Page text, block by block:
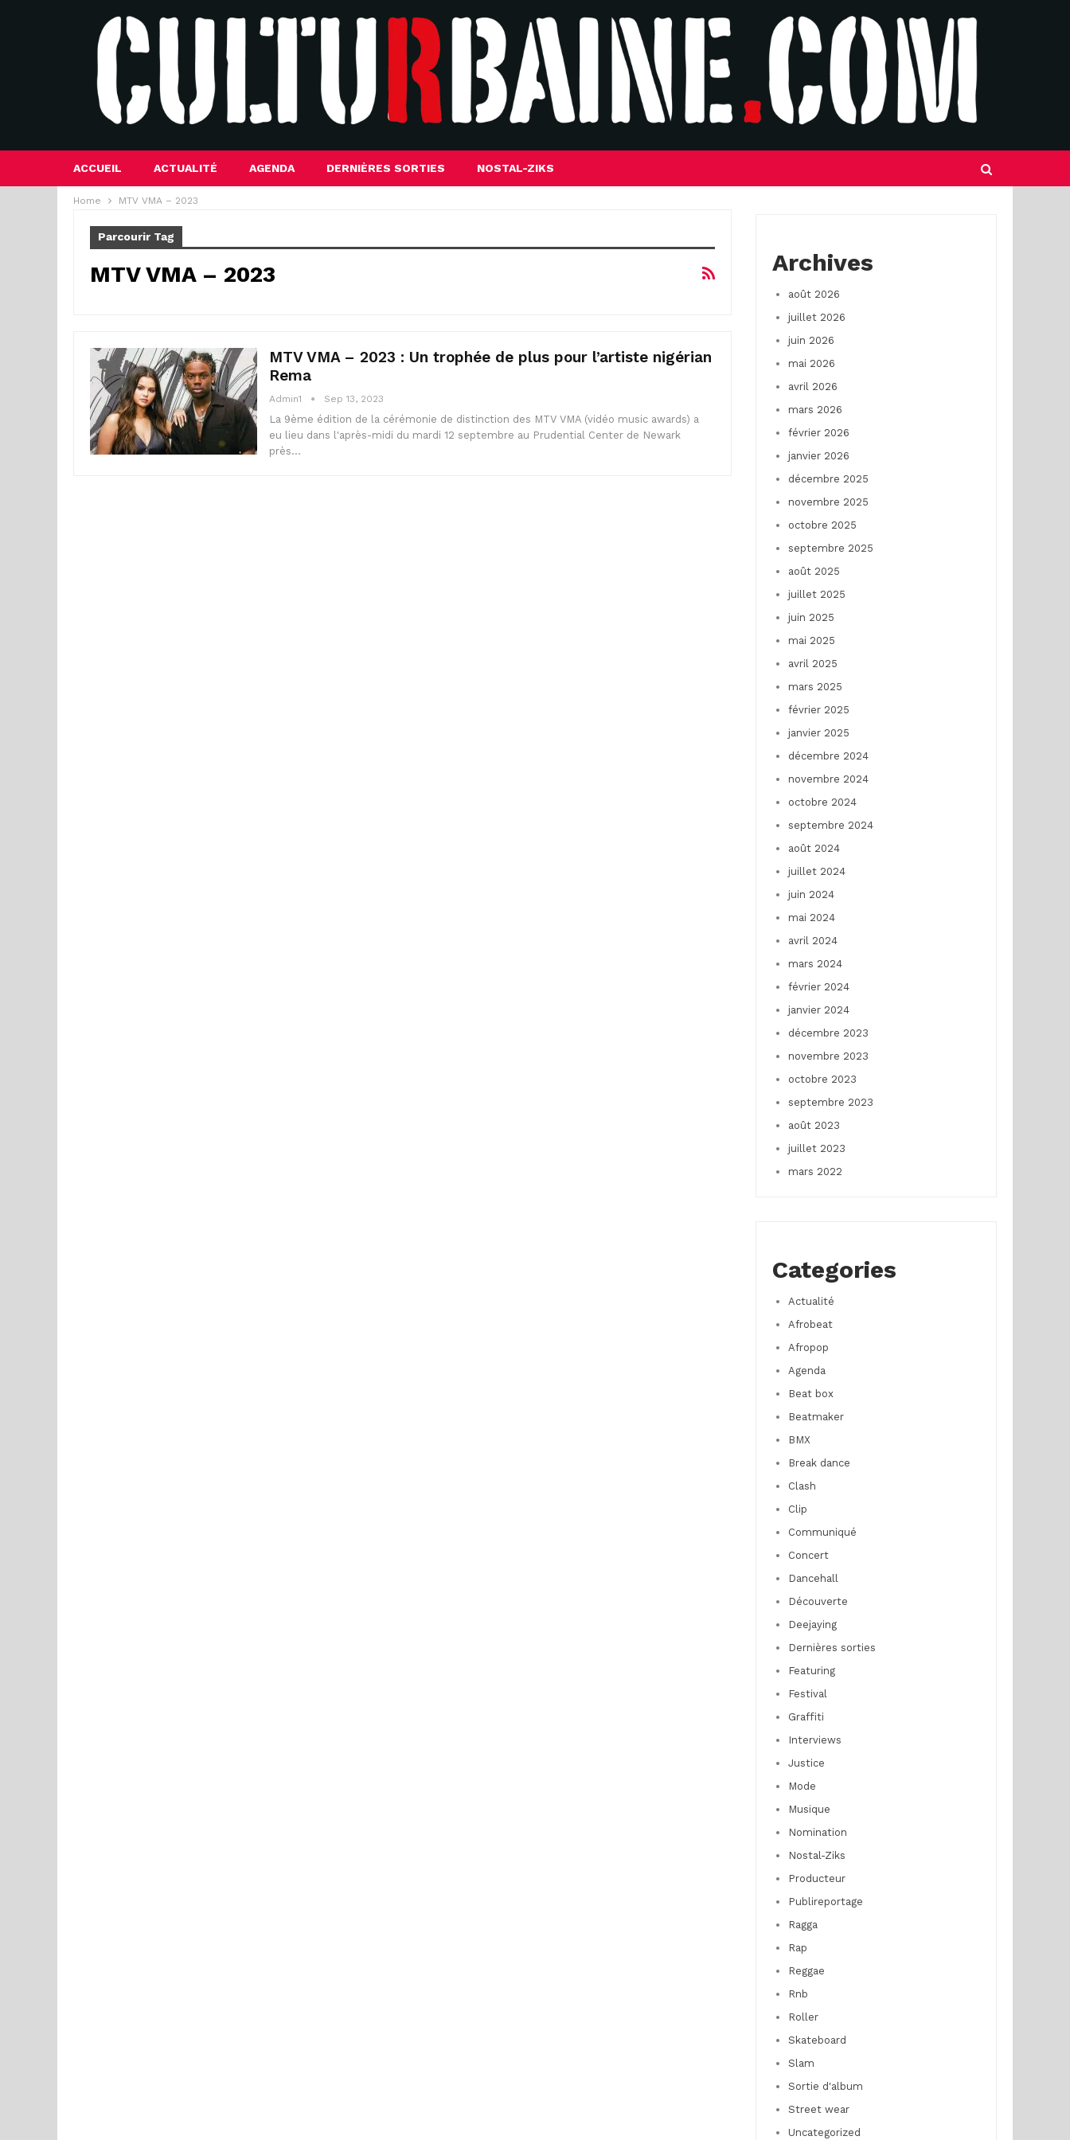
ACCUEIL ACTUALITÉ AGENDA DERNIÈRES SORTIES NOSTAL-ZIKS
Home MTV VMA – 2023
Parcourir Tag
MTV VMA – 2023
MTV VMA – 2023 : Un trophée de plus pour l’artiste nigérian
Rema
Admin1 Sep 13, 2023
La 9ème édition de la cérémonie de distinction des MTV VMA (vidéo music awards) a
eu lieu dans l'après-midi du mardi 12 septembre au Prudential Center de Newark
près…
Archives
août 2026
juillet 2026
juin 2026
mai 2026
avril 2026
mars 2026
février 2026
janvier 2026
décembre 2025
novembre 2025
octobre 2025
septembre 2025
août 2025
juillet 2025
juin 2025
mai 2025
avril 2025
mars 2025
février 2025
janvier 2025
décembre 2024
novembre 2024
octobre 2024
septembre 2024
août 2024
juillet 2024
juin 2024
mai 2024
avril 2024
mars 2024
février 2024
janvier 2024
décembre 2023
novembre 2023
octobre 2023
septembre 2023
août 2023
juillet 2023
mars 2022
Categories
Actualité
Afrobeat
Afropop
Agenda
Beat box
Beatmaker
BMX
Break dance
Clash
Clip
Communiqué
Concert
Dancehall
Découverte
Deejaying
Dernières sorties
Featuring
Festival
Graffiti
Interviews
Justice
Mode
Musique
Nomination
Nostal-Ziks
Producteur
Publireportage
Ragga
Rap
Reggae
Rnb
Roller
Skateboard
Slam
Sortie d'album
Street wear
Uncategorized